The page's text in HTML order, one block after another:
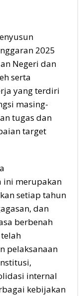
2025
Negeri dan
serta
yang terdiri
masing-
tugas dan
target
ini merupakan
setiap tahun
dan
berbenah
pelaksanaan
internal
kebijakan